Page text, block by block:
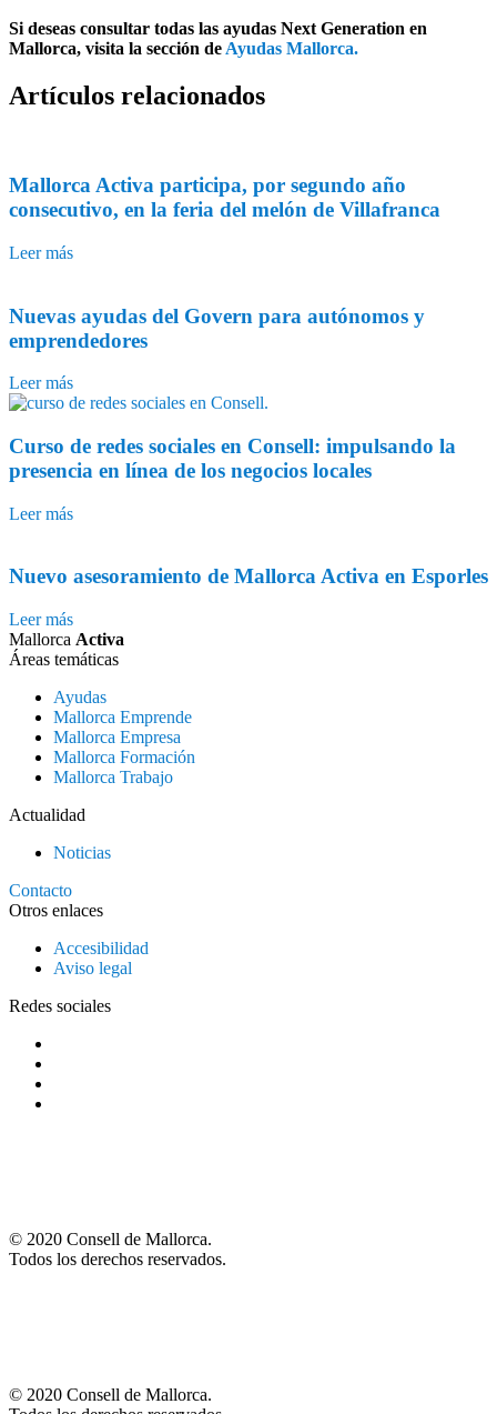
Si deseas consultar todas las ayudas Next Generation en
Mallorca, visita la sección de Ayudas Mallorca.
Artículos relacionados
Mallorca Activa participa, por segundo año
consecutivo, en la feria del melón de Villafranca
Leer más
Nuevas ayudas del Govern para autónomos y
emprendedores
Leer más
Curso de redes sociales en Consell: impulsando la
presencia en línea de los negocios locales
Leer más
Nuevo asesoramiento de Mallorca Activa en Esporles
Leer más
Mallorca Activa
Áreas temáticas
Ayudas
Mallorca Emprende
Mallorca Empresa
Mallorca Formación
Mallorca Trabajo
Actualidad
Noticias
Contacto
Otros enlaces
Accesibilidad
Aviso legal
Redes sociales
© 2020 Consell de Mallorca.
Todos los derechos reservados.
© 2020 Consell de Mallorca.